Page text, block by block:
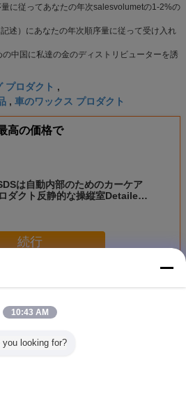
に従ってあなたの年次salesvolumetの1-2%の
述）にあなたの年次順序量に従って受け入れ
中国に私達の金のディストリビューターを誘
プロダクト ,
, 車のワックス プロダクト
高の価格で
は自動内部のためのカーケア
ダクト反静的な操縦室Detailer
続行
10:43 AM
you looking for?